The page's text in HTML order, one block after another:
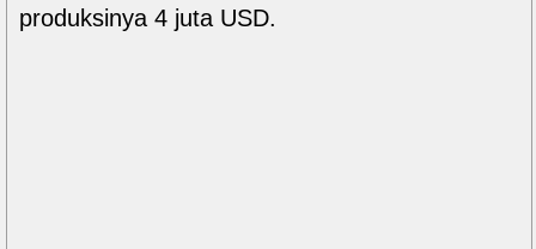
produksinya 4 juta USD.